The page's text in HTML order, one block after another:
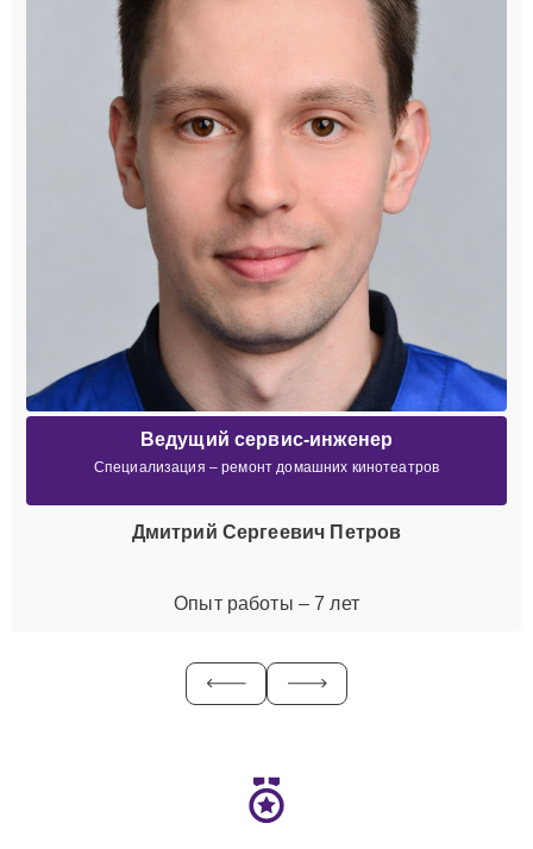
Ведущий сервис-инженер
Специализация – ремонт домашних кинотеатров
Дмитрий Сергеевич Петров
Опыт работы – 7 лет